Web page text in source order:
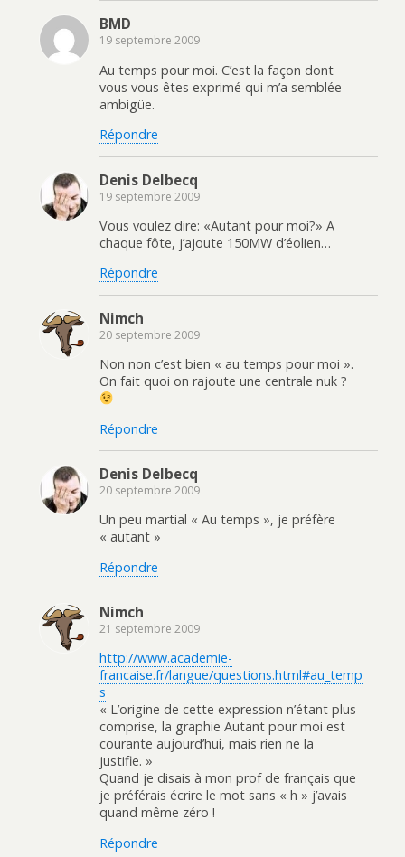
BMD
19 septembre 2009
Au temps pour moi. C’est la façon dont
vous vous êtes exprimé qui m’a semblée
ambigüe.
Répondre
Denis Delbecq
19 septembre 2009
Vous voulez dire: «Autant pour moi?» A
chaque fôte, j’ajoute 150MW d’éolien…
Répondre
Nimch
20 septembre 2009
Non non c’est bien « au temps pour moi ».
On fait quoi on rajoute une centrale nuk ?
Répondre
Denis Delbecq
20 septembre 2009
Un peu martial « Au temps », je préfère
« autant »
Répondre
Nimch
21 septembre 2009
http://www.academie-
francaise.fr/langue/questions.html#au_temp
s
« L’origine de cette expression n’étant plus
comprise, la graphie Autant pour moi est
courante aujourd’hui, mais rien ne la
justifie. »
Quand je disais à mon prof de français que
je préférais écrire le mot sans « h » j’avais
quand même zéro !
Répondre